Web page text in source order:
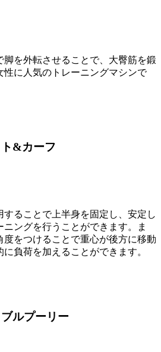
脚を外転させることで、大臀筋を鍛
性に人気のトレーニングマシンで
&カーフ
することで上半身を固定し、安定し
ングを行うことができます。ま
度をつけることで重心が後方に移動
負荷を加えることができます。
ルプーリー